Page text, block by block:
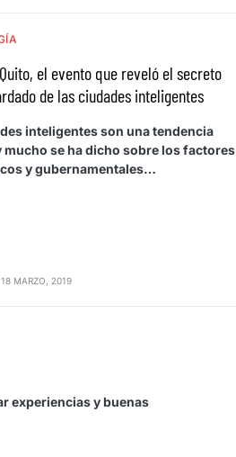
Quito, el evento que reveló el secreto
de las ciudades inteligentes
inteligentes son una tendencia
mucho se ha dicho sobre los factores
y gubernamentales…
18 MARZO, 2019
experiencias y buenas